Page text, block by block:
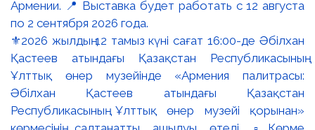
⚜️2026 жылдың 12 тамыз күні сағат 16:00-де Әбілхан
Қастеев атындағы Қазақстан Республикасының
Ұлттық өнер музейінде «Армения палитрасы:
Әбілхан Қастеев атындағы Қазақстан
Республикасының Ұлттық өнер музейі қорынан»